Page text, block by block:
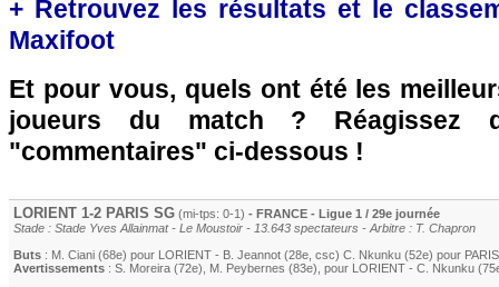
+ Retrouvez les résultats et le
Maxifoot
Et pour vous, quels ont été les
joueurs du match ? Réagissez
"commentaires" ci-dessous !
LORIENT 1-2 PARIS SG (mi-tps: 0-1) - FRANCE - Ligue 1 / 29e journée
Stade : Stade Yves Allainmat - Le Moustoir - 13.643 spectateurs - Arbitre : T. Chapron
Buts : M. Ciani (68e) pour LORIENT - B. Jeannot (28e, csc) C. Nkunku (52e) pour
Avertissements : S. Moreira (72e) M. Peybernes (83e) , pour LORIENT - C. Nkunku